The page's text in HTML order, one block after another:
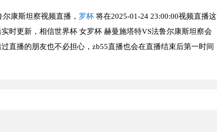
康斯坦察视频直播， 罗杯 将在2025-01-24 23:00:00视频直播这
时更新，相信世界杯 女罗杯 赫曼施塔特VS法鲁尔康斯坦察会
直播的朋友也不必担心，zb55直播也会在直播结束后第一时间